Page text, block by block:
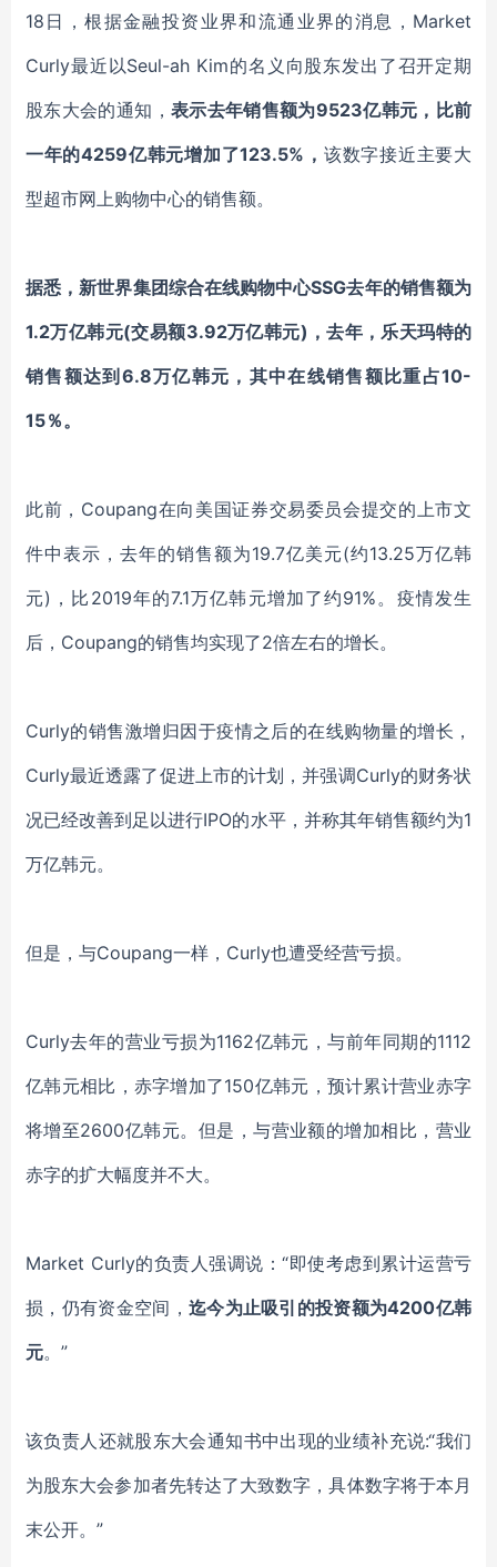
18日，根据金融投资业界和流通业界的消息， Market
Curly最近以Seul-ah Kim的名义向股东发出了召开定期
股东大会的通知， 表示去年销售额为9523亿韩元，比前
一年的4259亿韩元增加了123.5% ， 该数字接近主要大
型超市网上购物中心的销售额。
据悉，新世界集团综合在线购物中心SSG去年的销售额为
1.2万亿韩元(交易额3.92万亿韩元) ，去年，乐天玛特的
销售额达到 6.8万亿韩元，其中在线销售额 比重占10-
15％。
此前， Coupang在向美国证券交易委员会提交的上市文
件中表示，去年的销售额为19.7亿美元(约13.25万亿韩
元)，比2019年的7.1万亿韩元增加了约91%。 疫情发生
后， Coupang的销售均实现了2倍左右的增长。
Curly的销售激增归因于疫情之后的在线购物量的增长 ，
Curly最近透露了促进上市的计划，并强调Curly的财务状
况已经改善到足以进行IPO的水平，并称其年销售额约为1
万亿韩元。
但是， 与Coupang一样，Curly也遭受经营亏损。
Curly去年的营业亏损为1162亿韩元，与前年同期的1112
亿韩元相比，赤字增加了150亿韩元 ， 预计累计营业赤字
将增至2600亿韩元。 但是 ，与营业额的增加相比，营业
赤字的扩大幅度并不大。
Market Curly的负责人强调说： “即使考虑到累计运营亏
损， 仍有资金空间， 迄今为止吸引的投资额为4200亿韩
元。”
该负责人还就股东大会通知书中出现的业绩补充说:“我们
为股东大会参加者先转达了大致数字 ，具体数字将于本月
末公开。 ”